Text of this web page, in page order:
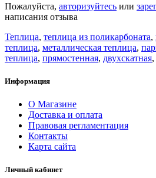
Пожалуйста, авторизуйтесь или
написания отзыва
Теплица, теплица из поликарбоната,
теплица, металлическая теплица,
теплица, прямостенная, двухскатная,
Информация
О Магазине
Доставка и оплата
Правовая регламентация
Контакты
Карта сайта
Личный кабинет